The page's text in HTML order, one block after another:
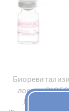
лосьон
Jalucomplex